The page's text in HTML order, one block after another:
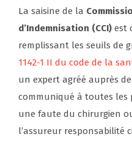
La saisine de la
d’Indemnisation (CCI) est
remplissant les seuils de
1142-1 II du code de la
un expert agréé auprès
communiqué à toutes les
une faute du chirurgien
l’assureur responsabilité